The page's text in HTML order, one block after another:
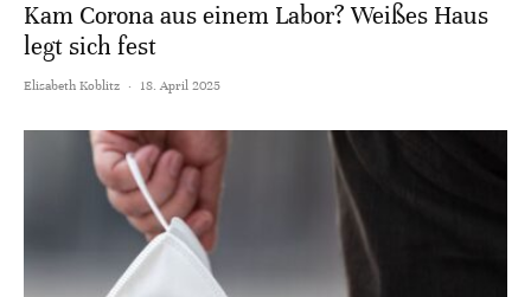
Kam Corona aus einem Labor? Weißes Haus
legt sich fest
Elisabeth Koblitz · 18. April 2025